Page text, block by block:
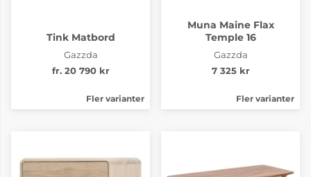
Tink Matbord
Gazzda
fr. 20 790 kr
Fler varianter
Muna Maine Flax
Temple 16
Gazzda
7 325 kr
Fler varianter